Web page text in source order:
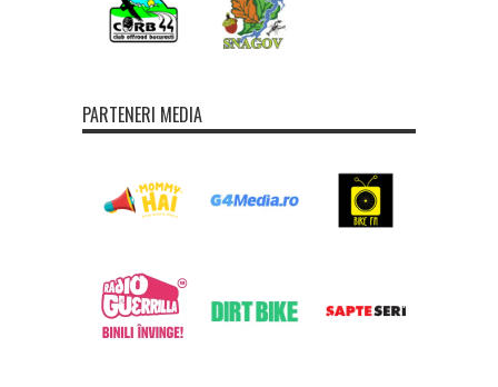
PARTENERI MEDIA